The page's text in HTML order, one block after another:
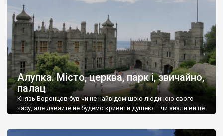
Алупка. Місто, церква, парк і, звичайно,
палац
Князь Воронцов був чи не найвідомішою людиною свого
часу, але давайте не будемо кривити душею – чи знали ви це